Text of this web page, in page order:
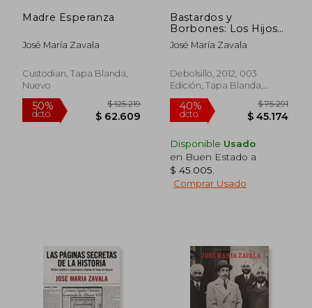
50%
dcto.
Madre Esperanza
José María Zavala
Custodian, Tapa Blanda,
Nuevo
Bastardos y
Borbones: Los Hijos
Secretos de la
Dinastía (Best Seller)
José María Zavala
Debolsillo, 2012, 003
Edición, Tapa Blanda,
Nuevo
Disponible Usado
en Buen Estado a
$ 45.005
Comprar Usado